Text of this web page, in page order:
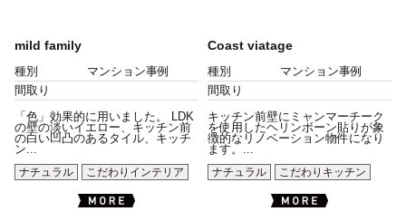
mild family
種別
マンション事例
間取り
「色」効果的に用いました。 LDK
の壁の淡いイエロー、キッチン前
の白い凹凸のあるタイル、キッチ
ン...
ナチュラル
こだわりインテリア
Coast viatage
種別
マンション事例
間取り
キッチン前壁にミャンマーチーク
を使用したヘリンボーン貼りが象
徴的なリノベーション物件になり
ます。...
ナチュラル
こだわりキッチン